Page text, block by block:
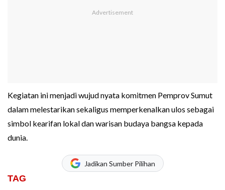
Kegiatan ini menjadi wujud nyata komitmen Pemprov Sumut
dalam melestarikan sekaligus memperkenalkan ulos sebagai
simbol kearifan lokal dan warisan budaya bangsa kepada
dunia.
Jadikan Sumber Pilihan
TAG